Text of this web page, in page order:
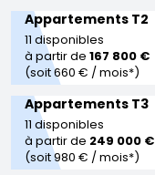
Appartements T2
11 disponibles
à partir de167 800 €
(soit 660 € / mois*)
Appartements T3
11 disponibles
à partir de 249 000 €
(soit 980 € / mois*)